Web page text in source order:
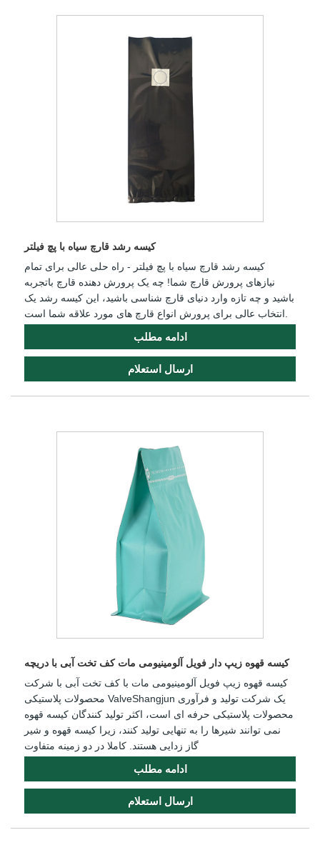
کیسه رشد قارچ سیاه با پچ فیلتر
کیسه رشد قارچ سیاه با پچ فیلتر - راه حلی عالی برای تمام
نیازهای پرورش قارچ شما! چه یک پرورش دهنده قارچ باتجربه
باشید و چه تازه وارد دنیای قارچ شناسی باشید، این کیسه رشد یک
انتخاب عالی برای پرورش انواع قارچ های مورد علاقه شما است.
ادامه مطلب
ارسال استعلام
کیسه قهوه زیپ دار فویل آلومینیومی مات کف تخت آبی با دریچه
کیسه قهوه زیپ فویل آلومینیومی مات با کف تخت آبی با شرکت
محصولات پلاستیکی ValveShangjun یک شرکت تولید و فرآوری
محصولات پلاستیکی حرفه ای است، اکثر تولید کنندگان کیسه قهوه
نمی توانند شیرها را به تنهایی تولید کنند، زیرا کیسه قهوه و شیر
گاز زدایی هستند. کاملا در دو زمینه متفاوت
ادامه مطلب
ارسال استعلام